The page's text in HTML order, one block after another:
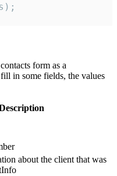
form as a
in some fields, the values
about the client that was